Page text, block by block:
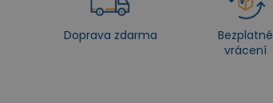
Doprava zdarma
Bezplatné
vrácení